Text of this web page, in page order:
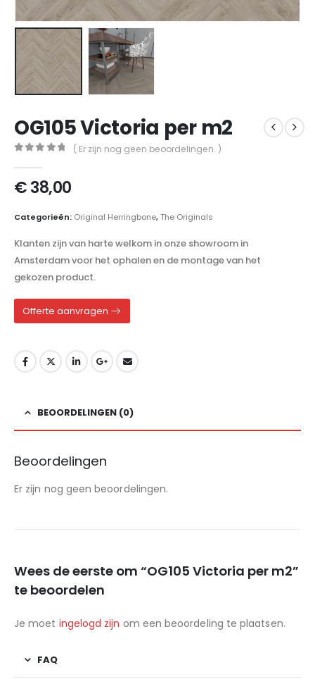
OG105 Victoria per m2
( Er zijn nog geen beoordelingen. )
€38,00
Categorieën: Original Herringbone,The Originals
Klanten zijn van harte welkom in onze showroom in
Amsterdam voor het ophalen en de montage van het
gekozen product.
Offerte aanvragen
BEOORDELINGEN (0)
Beoordelingen
Er zijn nog geen beoordelingen.
Wees de eerste om “OG105 Victoria per m2”
te beoordelen
Je moet ingelogd zijn om een beoordeling te plaatsen.
FAQ